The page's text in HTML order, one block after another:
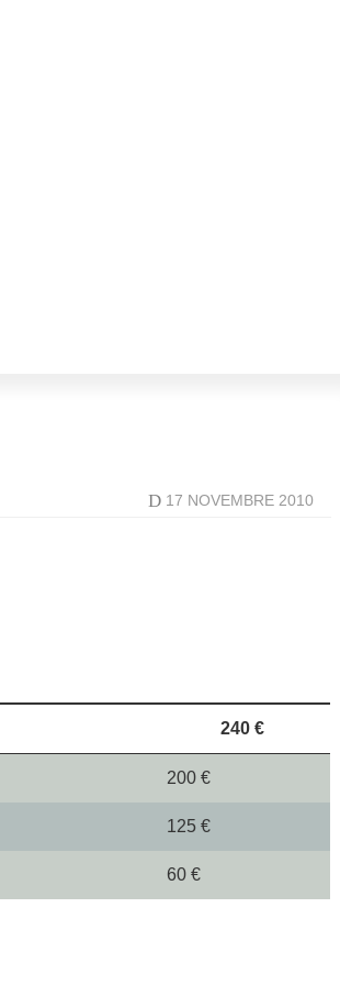
D 17 NOVEMBRE 2010
240 €
200 €
125 €
60 €